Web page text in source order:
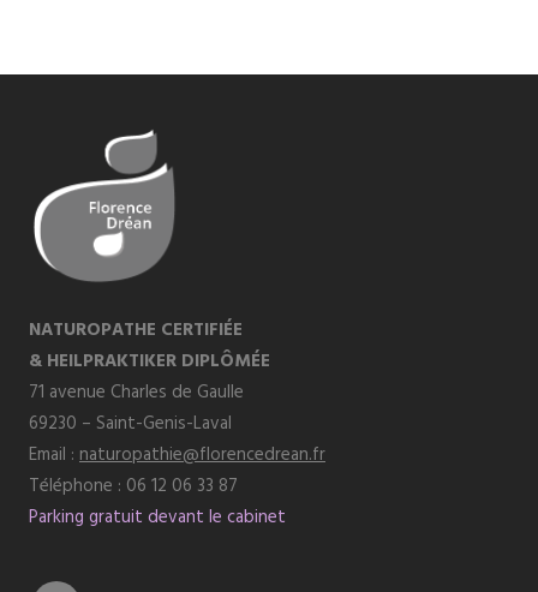
NATUROPATHE CERTIFIÉE
& HEILPRAKTIKER DIPLÔMÉE
71 avenue Charles de Gaulle
69230 – Saint-Genis-Laval
Email : naturopathie@florencedrean.fr
Téléphone : 06 12 06 33 87
Parking gratuit devant le cabinet